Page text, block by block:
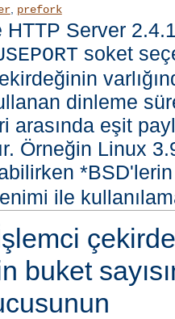
, prefork
HTTP Server
soket
dinleme
arasında eşit
Örneğin Linux
ile
buket